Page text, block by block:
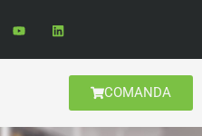
COMANDA